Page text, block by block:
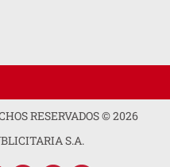
RESERVADOS ©2026
S.A.